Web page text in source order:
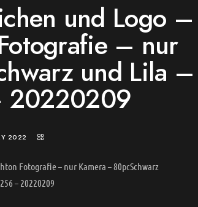
und Logo –
– nur
und Lila –
2022
Fotografie – nur Kamera – 80pcSchwarz
– 20220209